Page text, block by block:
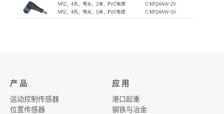
产 品
运动控制传感器
位置传感器
应 用
港口起重
钢铁与冶金